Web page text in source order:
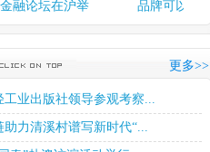
坛在沪举
品牌可以换钱了
更多>>
工业出版社领导参观考察...
助力清溪村谱写新时代“...